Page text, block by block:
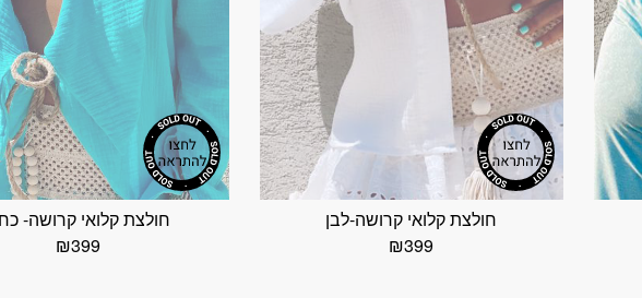
חולצת קלואי קרושה-לבן
₪399
חולצת קלואי קרושה-
₪399